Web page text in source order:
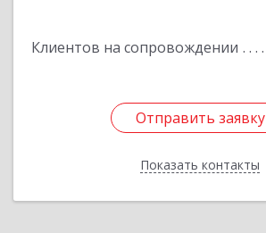
Клиентов на сопровождении
Отправить заявку
Показать контакты
Отправить заявку
Назад